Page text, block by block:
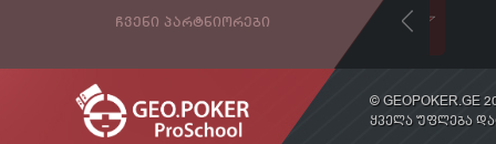
ᲩᲕᲔᲜᲘ ᲞᲐᲠᲢᲜᲘᲝᲠᲔᲑᲘ
© GEOPOKER.GE
ᲧᲕᲔᲚᲐ ᲣᲤᲚᲔᲑᲐ